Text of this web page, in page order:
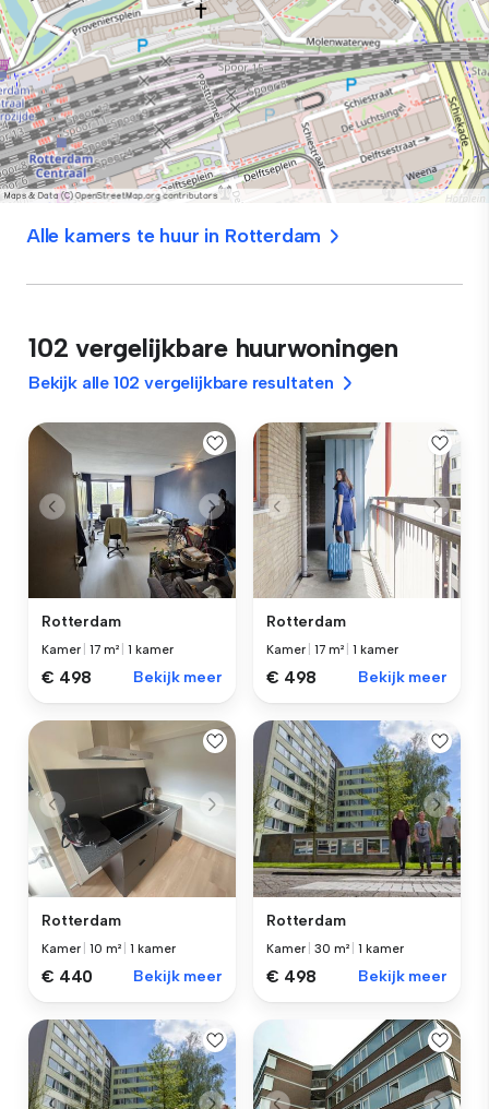
Alle kamers te huur in Rotterdam
102 vergelijkbare huurwoningen
Bekijk alle 102 vergelijkbare resultaten
Rotterdam
Kamer |17 m² |1 kamer
€ 498 Bekijk meer
Rotterdam
Kamer |17 m² |1 kamer
€ 498 Bekijk meer
Rotterdam
Kamer |10 m² |1 kamer
€ 440 Bekijk meer
Rotterdam
Kamer |30 m² |1 kamer
€ 498 Bekijk meer